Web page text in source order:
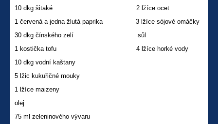
10 dkg šitaké 2 lžíce ocet
1 červená a jedna žlutá paprika 3 lžíce sójové omáčky
30 dkg čínského zelí sůl
1 kostička tofu 4 lžíce horké vody
10 dkg vodní kaštany
5 lžic kukuřičné mouky
1 lžíce maizeny
olej
75 ml zeleninového vývaru